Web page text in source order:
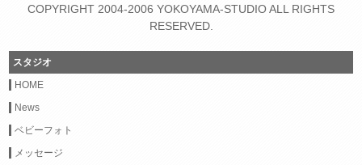
COPYRIGHT 2004-2006 YOKOYAMA-STUDIO ALL RIGHTS
RESERVED.
スタジオ
HOME
News
ベビーフォト
メッセージ